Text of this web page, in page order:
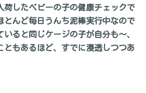
荷したベビーの子の健康チェックで
とんど毎日うんち泥棒実行中なので
ると同じケージの子が自分も～、
ともあるほど、すでに浸透しつつあ